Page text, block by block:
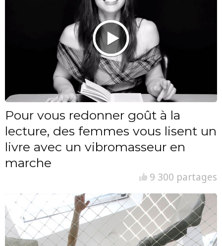
Pour vous redonner goût à la
lecture, des femmes vous lisent un
livre avec un vibromasseur en
marche
9 300 partages